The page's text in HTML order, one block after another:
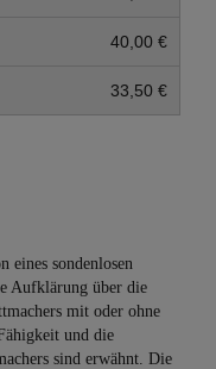
40,00 €
33,50 €
eines sondenlosen
Aufklärung über die
mit oder ohne
und die
sind erwähnt. Die